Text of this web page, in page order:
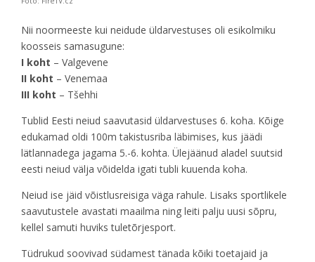
Nii noormeeste kui neidude üldarvestuses oli esikolmiku
koosseis samasugune:
I koht – Valgevene
II koht – Venemaa
III koht – Tšehhi
Tublid Eesti neiud saavutasid üldarvestuses 6. koha. Kõige
edukamad oldi 100m takistusriba läbimises, kus jäädi
lätlannadega jagama 5.-6. kohta. Ülejäänud aladel suutsid
eesti neiud välja võidelda igati tubli kuuenda koha.
Neiud ise jäid võistlusreisiga väga rahule. Lisaks sportlikele
saavutustele avastati maailma ning leiti palju uusi sõpru,
kellel samuti huviks tuletõrjesport.
Tüdrukud soovivad südamest tänada kõiki toetajaid ja